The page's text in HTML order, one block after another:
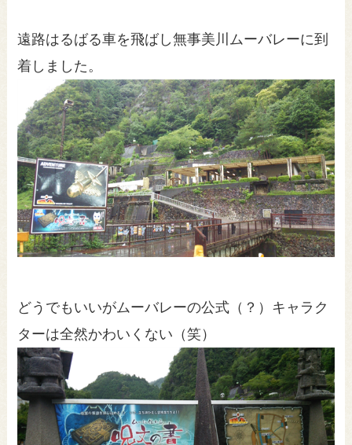
遠路はるばる車を飛ばし無事美川ムーバレーに到
着しました。
どうでもいいがムーバレーの公式（？）キャラク
ターは全然かわいくない（笑）